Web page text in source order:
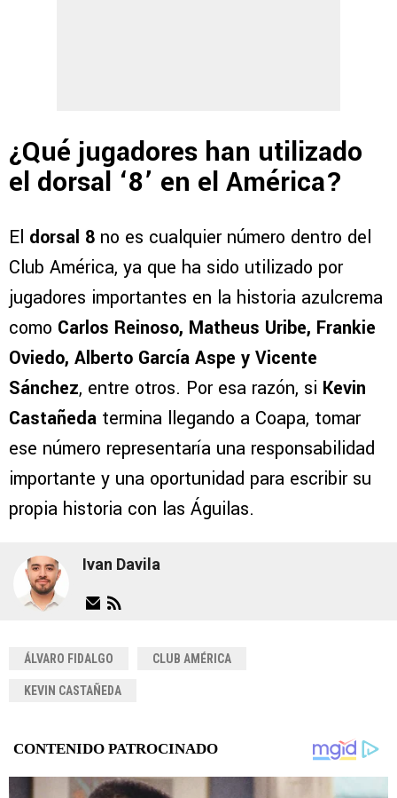
¿Qué jugadores han utilizado
el dorsal ‘8’ en el América?
El dorsal 8 no es cualquier número dentro del
Club América, ya que ha sido utilizado por
jugadores importantes en la historia azulcrema
como Carlos Reinoso, Matheus Uribe, Frankie
Oviedo, Alberto García Aspe y Vicente
Sánchez, entre otros. Por esa razón, si Kevin
Castañeda termina llegando a Coapa, tomar
ese número representaría una responsabilidad
importante y una oportunidad para escribir su
propia historia con las Águilas.
Ivan Davila
ÁLVARO FIDALGO CLUB AMÉRICA
KEVIN CASTAÑEDA